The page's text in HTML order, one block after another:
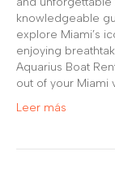
knowledgeable
explore Miami’s
enjoying
Aquarius Boat
out of your Miami
Leer más